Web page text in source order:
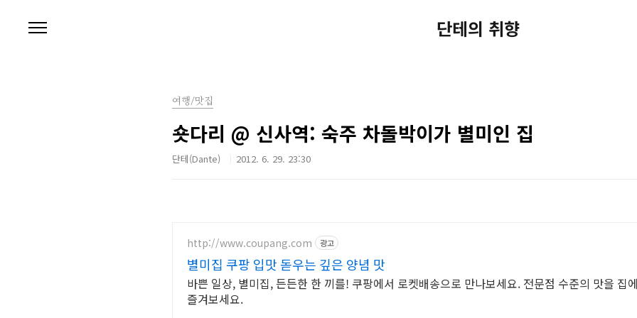
단테의 취향
여행/맛집
숏다리 @ 신사역: 숙주 차돌박이가 별미인 집
단테(Dante) 2012. 6. 29. 23:30
http://www.coupang.com 광고
별미집 쿠팡 입맛 돋우는 깊은 양념 맛
바쁜 일상, 별미집, 든든한 한 끼를! 쿠팡에서 로켓배송으로 만나보세요. 전문점 수준의 맛을 집
즐겨보세요.